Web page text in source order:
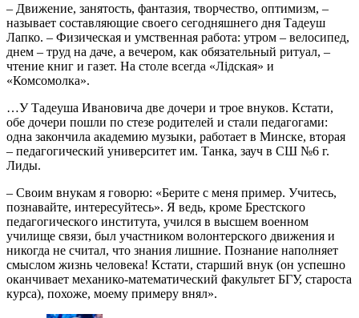
– Движение, занятость, фантазия, творчество, оптимизм, –
называет составляющие своего сегодняшнего дня Тадеуш
Лапко. – Физическая и умственная работа: утром – велосипед,
днем – труд на даче, а вечером, как обязательный ритуал, –
чтение книг и газет. На столе всегда «Лідская» и
«Комсомолка».
…У Тадеуша Ивановича две дочери и трое внуков. Кстати,
обе дочери пошли по стезе родителей и стали педагогами:
одна закончила академию музыки, работает в Минске, вторая
– педагогический университет им. Танка, зауч в СШ №6 г.
Лиды.
– Своим внукам я говорю: «Берите с меня пример. Учитесь,
познавайте, интересуйтесь». Я ведь, кроме Брестского
педагогического института, учился в высшем военном
училище связи, был участником волонтерского движения и
никогда не считал, что знания лишние. Познание наполняет
смыслом жизнь человека! Кстати, старший внук (он успешно
оканчивает механико-математический факультет БГУ, староста
курса), похоже, моему примеру внял».